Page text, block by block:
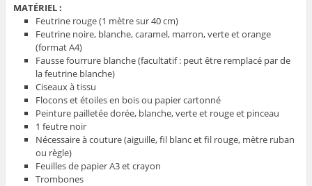
MATÉRIEL :
Feutrine rouge (1 mètre sur 40 cm)
Feutrine noire, blanche, caramel, marron, verte et orange
(format A4)
Fausse fourrure blanche (facultatif : peut être remplacé par de
la feutrine blanche)
Ciseaux à tissu
Flocons et étoiles en bois ou papier cartonné
Peinture pailletée dorée, blanche, verte et rouge et pinceau
1 feutre noir
Nécessaire à couture (aiguille, fil blanc et fil rouge, mètre ruban
ou règle)
Feuilles de papier A3 et crayon
Trombones